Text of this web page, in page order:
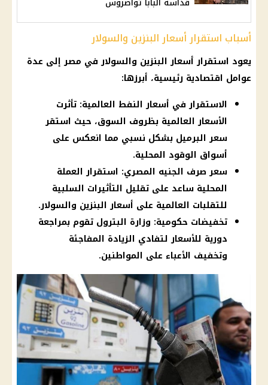
أسباب استقرار أسعار البنزين والسولار
يعود استقرار أسعار البنزين والسولار في مصر إلى عدة
عوامل اقتصادية رئيسية، أبرزها:
الاستقرار في أسعار النفط العالمية: تأثرت
الأسعار العالمية بظروف السوق، حيث استقر
سعر البرميل بشكل نسبي مما انعكس على
أسواق الوقود المحلية.
سعر صرف الجنيه المصري: استقرار العملة
المحلية ساعد على تقليل التأثيرات السلبية
للتقلبات العالمية على أسعار البنزين والسولار.
تخفيضات حكومية: وزارة البترول تقوم بمراجعة
دورية للأسعار لتفادي الزيادة المفاجئة
وتخفيف الأعباء على المواطنين.